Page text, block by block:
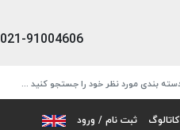
021-91004606
کاتالوگ ثبت نام / ورود